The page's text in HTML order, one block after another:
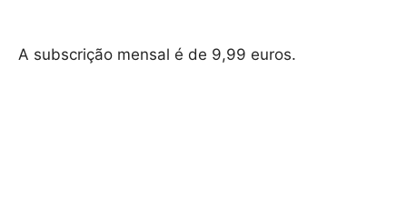
A subscrição mensal é de 9,99 euros.